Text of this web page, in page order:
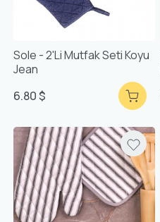
Sole - 2'li Mutfak Seti Koyu
Jean
6.80 $